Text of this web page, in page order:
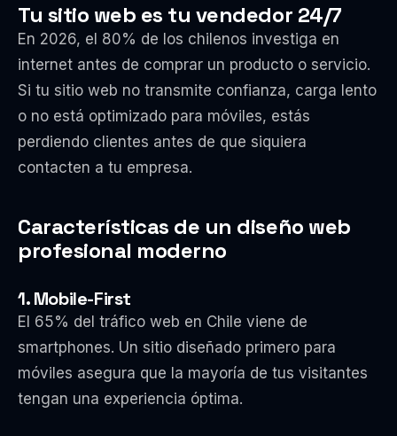
Tu sitio web es tu vendedor 24/7
En 2026, el 80% de los chilenos investiga en
internet antes de comprar un producto o servicio.
Si tu sitio web no transmite confianza, carga lento
o no está optimizado para móviles, estás
perdiendo clientes antes de que siquiera
contacten a tu empresa.
Características de un diseño web
profesional moderno
1. Mobile-First
El 65% del tráfico web en Chile viene de
smartphones. Un sitio diseñado primero para
móviles asegura que la mayoría de tus visitantes
tengan una experiencia óptima.